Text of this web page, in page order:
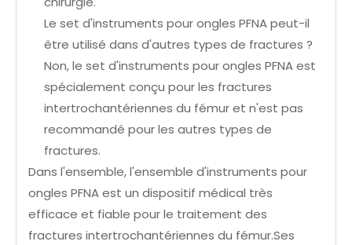
Le set d'instruments pour ongles PFNA peut-il
être utilisé dans d'autres types de fractures ?
Non, le set d'instruments pour ongles PFNA est
spécialement conçu pour les fractures
intertrochantériennes du fémur et n'est pas
recommandé pour les autres types de
fractures.
Dans l'ensemble, l'ensemble d'instruments pour
ongles PFNA est un dispositif médical très
efficace et fiable pour le traitement des
fractures intertrochantériennes du fémur.Ses